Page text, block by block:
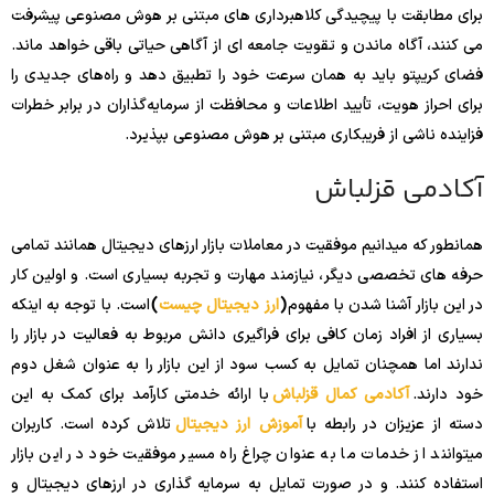
برای مطابقت با پیچیدگی کلاهبرداری های مبتنی بر هوش مصنوعی پیشرفت
می کنند، آگاه ماندن و تقویت جامعه ای از آگاهی حیاتی باقی خواهد ماند.
فضای کریپتو باید به همان سرعت خود را تطبیق دهد و راه‌های جدیدی را
برای احراز هویت، تأیید اطلاعات و محافظت از سرمایه‌گذاران در برابر خطرات
فزاینده ناشی از فریبکاری مبتنی بر هوش مصنوعی بپذیرد.
آکادمی قزلباش
همانطور که میدانیم موفقیت در معاملات بازار ارزهای دیجیتال همانند تمامی
حرفه های تخصصی دیگر، نیازمند مهارت و تجربه بسیاری است. و اولین کار
در این بازار آشنا شدن با مفهوم(ارز دیجیتال چیست)است. با توجه به اینکه
بسیاری از افراد زمان کافی برای فراگیری دانش مربوط به فعالیت در بازار را
ندارند اما همچنان تمایل به کسب سود از این بازار را به عنوان شغل دوم
خود دارند.آکادمی کمال قزلباشبا ارائه خدمتی کارآمد برای کمک به این
دسته از عزیزان در رابطه باآموزش ارز دیجیتالتلاش کرده است. کاربران
میتوانند از خدمات ما به عنوان چراغ راه مسیر موفقیت خود در این بازار
استفاده کنند. و در صورت تمایل به سرمایه گذاری در ارزهای دیجیتال و